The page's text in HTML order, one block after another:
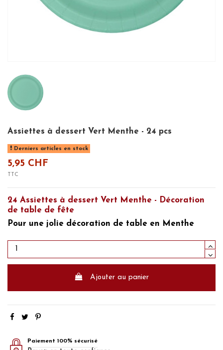
Assiettes à dessert Vert Menthe - 24 pcs
Derniers articles en stock
5,95 CHF
TTC
24 Assiettes à dessert Vert Menthe - Décoration
de table de fête
Pour une jolie décoration de table en Menthe
Ajouter au panier
Paiement 100% sécurisé